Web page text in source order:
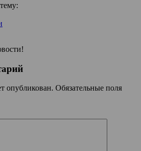
опубликован. Обязательные поля